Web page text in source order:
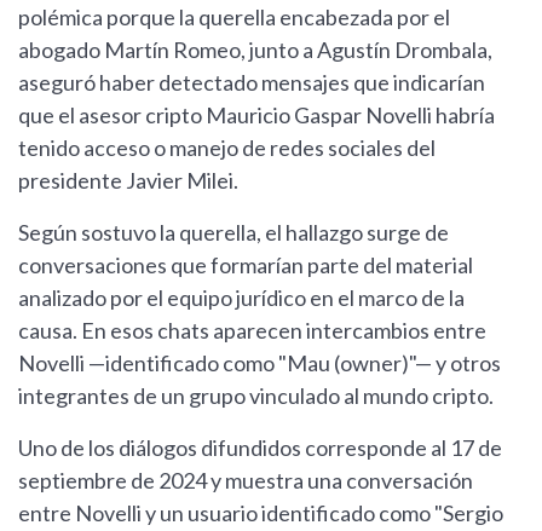
polémica porque la querella encabezada por el
abogado Martín Romeo, junto a Agustín Drombala,
aseguró haber detectado mensajes que indicarían
que el asesor cripto Mauricio Gaspar Novelli habría
tenido acceso o manejo de redes sociales del
presidente Javier Milei.
Según sostuvo la querella, el hallazgo surge de
conversaciones que formarían parte del material
analizado por el equipo jurídico en el marco de la
causa. En esos chats aparecen intercambios entre
Novelli —identificado como "Mau (owner)"— y otros
integrantes de un grupo vinculado al mundo cripto.
Uno de los diálogos difundidos corresponde al 17 de
septiembre de 2024 y muestra una conversación
entre Novelli y un usuario identificado como "Sergio